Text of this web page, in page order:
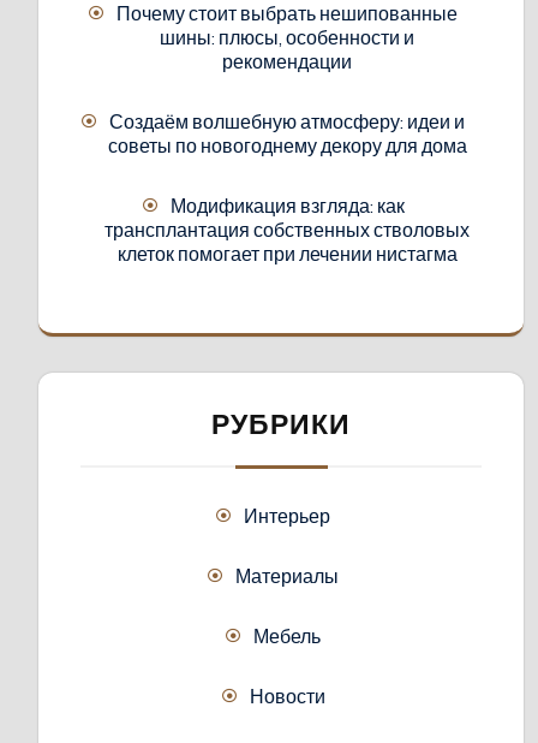
Почему стоит выбрать нешипованные
шины: плюсы, особенности и
рекомендации
Создаём волшебную атмосферу: идеи и
советы по новогоднему декору для дома
Модификация взгляда: как
трансплантация собственных стволовых
клеток помогает при лечении нистагма
РУБРИКИ
Интерьер
Материалы
Мебель
Новости